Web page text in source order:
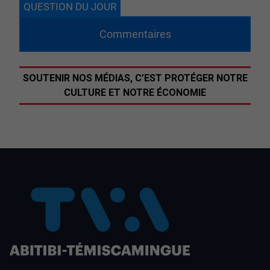
QUESTION DU JOUR
Commentaires
SOUTENIR NOS MÉDIAS, C’EST PROTÉGER NOTRE
CULTURE ET NOTRE ÉCONOMIE